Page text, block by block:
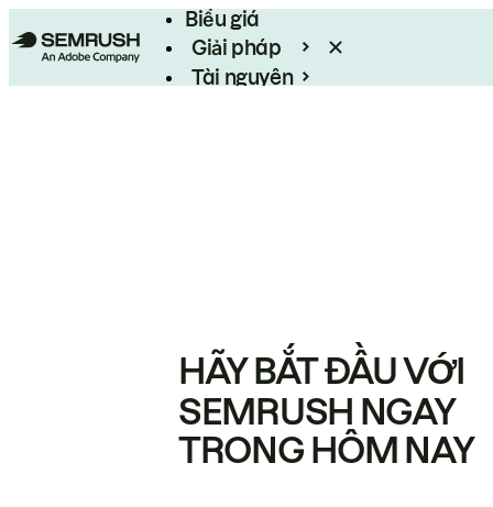
Biểu giá
Giải pháp
Tài nguyên
HÃY BẮT ĐẦU VỚI
SEMRUSH NGAY
TRONG HÔM NAY